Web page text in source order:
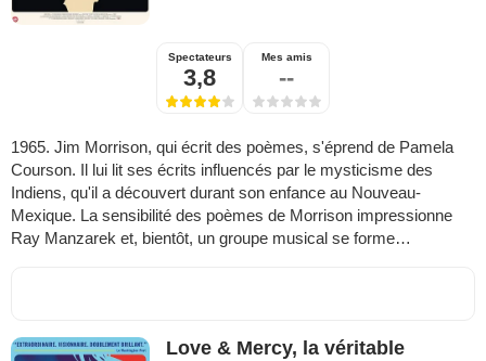
Spectateurs
3,8
Mes amis
--
1965. Jim Morrison, qui écrit des poèmes, s'éprend de Pamela
Courson. Il lui lit ses écrits influencés par le mysticisme des
Indiens, qu'il a découvert durant son enfance au Nouveau-
Mexique. La sensibilité des poèmes de Morrison impressionne
Ray Manzarek et, bientôt, un groupe musical se forme…
Love & Mercy, la véritable